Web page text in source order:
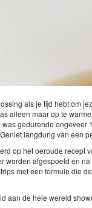
als je tijd hebt om
alleen maar op te
gedurende
langdurig van een
op het oeroude recept
worden afgespoeld en
met een formule die
aan de hele wereld